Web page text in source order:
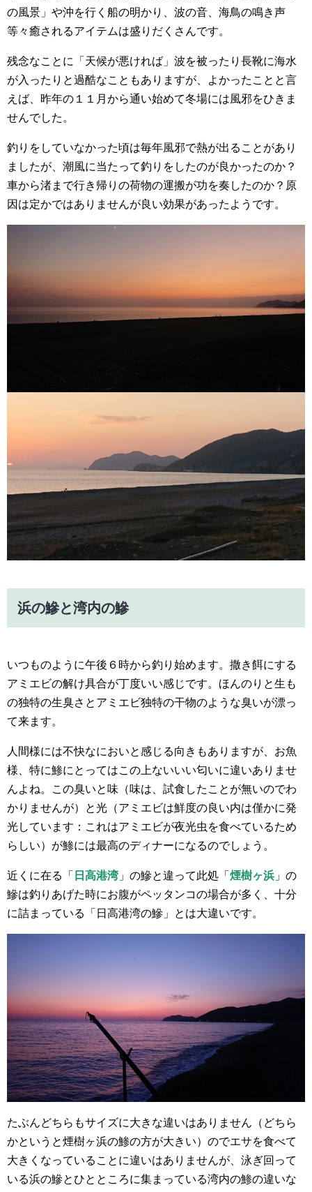
の風景」や沖を行く船の明かり、波の音、海鳥の鳴き声
等々癒されるアイテムは盛りだくさんです。
残念なことに「天候が悪ければ」波を被ったり長靴に海水
が入ったりと過酷なこともありますが、よかったことと言
えば、昨年の１１月から通い始めて冬場には風邪をひきま
せんでした。
釣りをしていなかった頃は毎年風邪で熱が出ることがあり
ましたが、潮風に当たって釣りをしたのが良かったのか？
車から渚まで行き帰りの荷物の運搬が功を奏したのか？原
因は定かではありませんが良い効果があったようです。
浜の鰺と湾内の鰺
いつものように午後６時から釣り始めます。撒き餌にする
アミエビの解け具合が丁度いい感じです。ほんのりと生も
の独特の生臭さとアミエビ独特の干物のような臭いが漂っ
て来ます。
人間様には不快なにおいと感じる向きもありますが、お魚
様、特に鯵にとってはこの上ないいい匂いに違いありませ
んよね。この臭いと味（味は、試食したことが無いのでわ
かりませんが）と光（アミエビは鮮度の良い内は僅かに発
光しています：これはアミエビが夜光虫を食べているため
らしい）が鯵には最高のディナーになるのでしょう。
近くに在る「 日高港湾」の鰺と違って此処「 煙樹ヶ浜 」の
鰺は釣りあげた時にお腹がペッタンコの場合が多く、十分
に詰まっている「日高港湾の鰺」とは大違いです。
たぶんどちらもサイズに大きな違いはありません（どちら
かというと煙樹ヶ浜の鯵の方が大きい）のでエサを食べて
大きくなっていることに違いはありませんが、泳ぎ回って
いる浜の鰺とひとところに集まっている湾内の鯵の違いな